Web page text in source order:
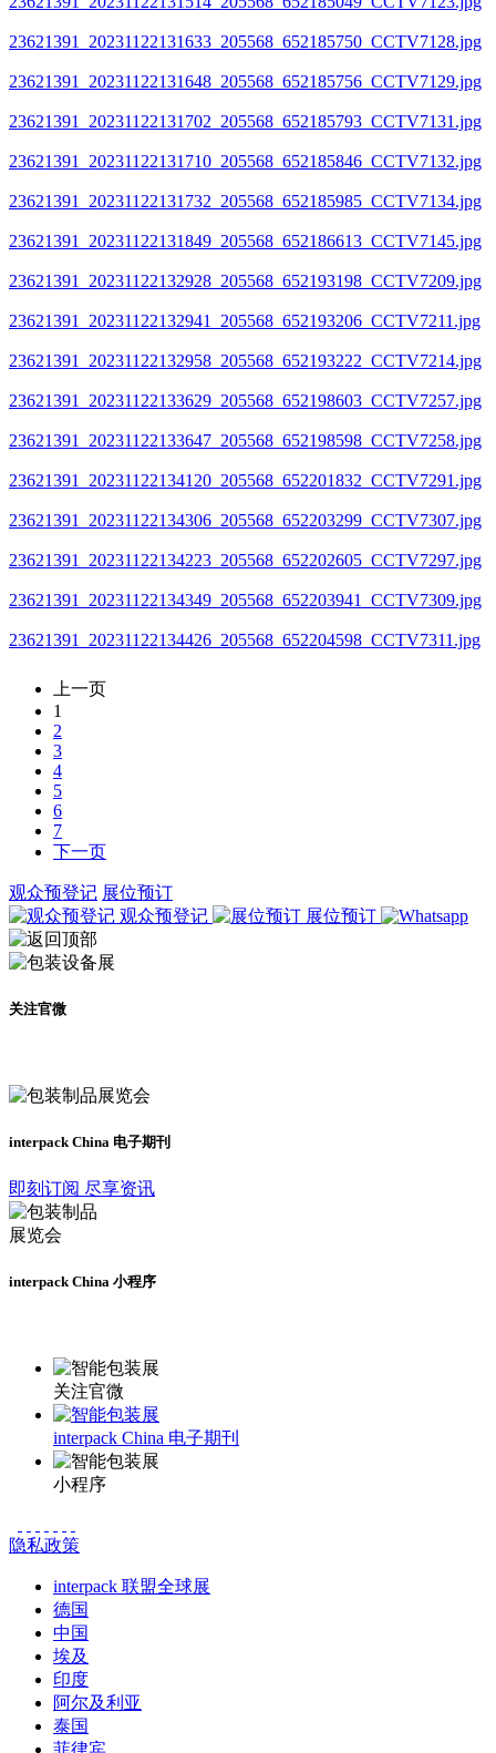
23621391_20231122131633_205568_652185750_CCTV7128.jpg
23621391_20231122131648_205568_652185756_CCTV7129.jpg
23621391_20231122131702_205568_652185793_CCTV7131.jpg
23621391_20231122131710_205568_652185846_CCTV7132.jpg
23621391_20231122131732_205568_652185985_CCTV7134.jpg
23621391_20231122131849_205568_652186613_CCTV7145.jpg
23621391_20231122132928_205568_652193198_CCTV7209.jpg
23621391_20231122132941_205568_652193206_CCTV7211.jpg
23621391_20231122132958_205568_652193222_CCTV7214.jpg
23621391_20231122133629_205568_652198603_CCTV7257.jpg
23621391_20231122133647_205568_652198598_CCTV7258.jpg
23621391_20231122134120_205568_652201832_CCTV7291.jpg
23621391_20231122134306_205568_652203299_CCTV7307.jpg
23621391_20231122134223_205568_652202605_CCTV7297.jpg
23621391_20231122134349_205568_652203941_CCTV7309.jpg
23621391_20231122134426_205568_652204598_CCTV7311.jpg
上一页
1
2
3
4
5
6
7
下一页
观众预登记 展位预订
观众预登记
展位预订
关注官微
interpack China 电子期刊
即刻订阅 尽享资讯
interpack China 小程序
关注官微
interpack China 电子期刊
小程序
隐私政策
interpack 联盟全球展
德国
中国
埃及
印度
阿尔及利亚
泰国
菲律宾